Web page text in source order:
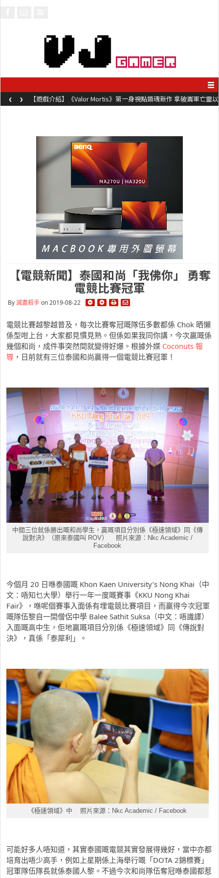
【遊戲介紹】《Valor Mortis》第一身視點類魂新作 拿破崙軍亡靈以
槍械劍與魔法殺敵
‹ ›
【電競新聞】泰國和尚「我佛你」 勇奪
電競比賽冠軍
By滅盡殺手on 2019-08-22
電競比賽越黎越普及，每次比賽奪冠嘅隊伍多數都係 Chok 晒懶
係型咁上台，大家都見慣見熟。但係如果我同你講，今次贏嘅係
幾個和尚，成件事突然間就變得好爆。根據外媒 Coconuts 報
導 ，日前就有三位泰國和尚贏得一個電競比賽冠軍！
中間三位就係勝出嘅和尚學生，贏嘅項目分別係《極速領域》同《傳
說對決》（原來泰國叫 ROV） 照片來源：Nkc Academic /
Facebook
今個月 20 日喺泰國嘅 Khon Kaen University’s Nong Khai（中
文：唔知乜大學）舉行一年一度嘅賽事《KKU Nong Khai
Fair》，喺呢個賽事入面係有埋電競比賽項目，而贏得今次冠軍
嘅隊伍黎自一間僧侶中學 Balee Sathit Suksa（中文：唔識譯）
入面嘅高中生，佢地贏嘅項目分別係《極速領域》同《傳說對
決》，真係「泰犀利」。
《極速領域》中 照片來源：Nkc Academic / Facebook
可能好多人唔知道，其實泰國嘅電競其實發展得幾好，當中亦都
培育出唔少高手，例如上星期係上海舉行嘅「DOTA 2錦標賽」
冠軍隊伍隊長就係泰國人黎。不過今次和尚隊伍奪冠喺泰國都惹